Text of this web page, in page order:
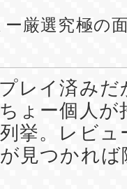
厳選究極の
レイ済み
ょー個人
挙。レビ
見つかれ